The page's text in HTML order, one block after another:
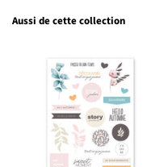
Facebook
Aussi de cette collection